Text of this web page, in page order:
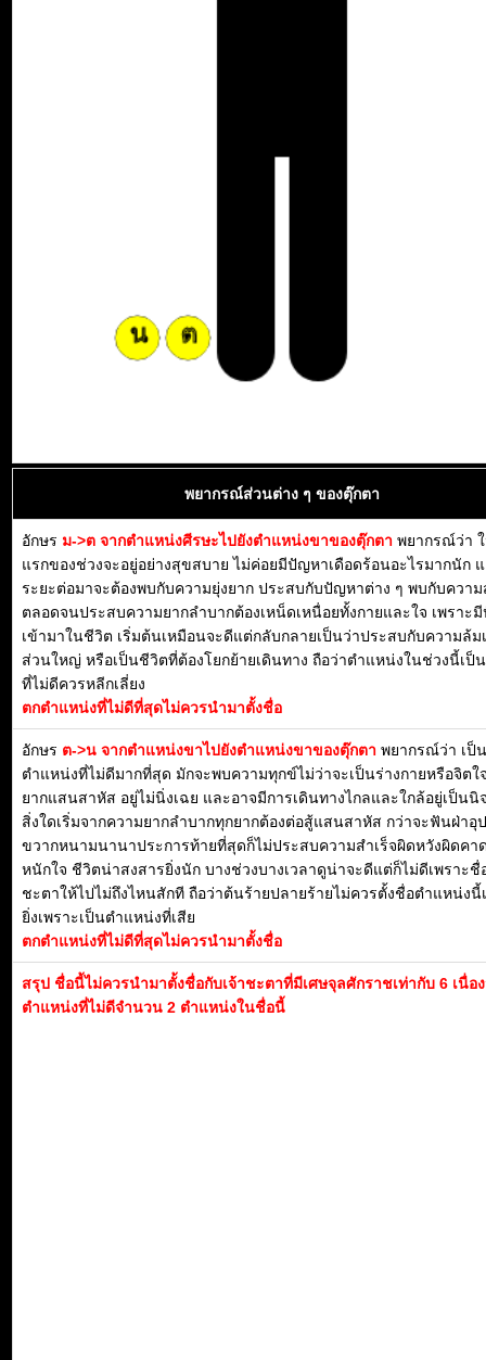
พยากรณ์ส่วนต่าง ๆ ของตุ๊กตา
อักษร ม->ต จากตำแหน่งศีรษะไปยังตำแหน่งขาของตุ๊กตา พยากรณ์ว่า
แรกของช่วงจะอยู่อย่างสุขสบาย ไม่ค่อยมีปัญหาเดือดร้อนอะไรมากนัก
ระยะต่อมาจะต้องพบกับความยุ่งยาก ประสบกับปัญหาต่าง ๆ พบกับควา
ตลอดจนประสบความยากลำบากต้องเหน็ดเหนื่อยทั้งกายและใจ เพราะ
เข้ามาในชีวิต เริ่มต้นเหมือนจะดีแต่กลับกลายเป็นว่าประสบกับความล้ม
ส่วนใหญ่ หรือเป็นชีวิตที่ต้องโยกย้ายเดินทาง ถือว่าตำแหน่งในช่วงนี้เป็
ที่ไม่ดีควรหลีกเลี่ยง
ตกตำแหน่งที่ไม่ดีที่สุดไม่ควรนำมาตั้งชื่อ
อักษร ต->น จากตำแหน่งขาไปยังตำแหน่งขาของตุ๊กตา พยากรณ์ว่า เป็น
ตำแหน่งที่ไม่ดีมากที่สุด มักจะพบความทุกข์ไม่ว่าจะเป็นร่างกายหรือจิตใ
ยากแสนสาหัส อยู่ไม่นิ่งเฉย และอาจมีการเดินทางไกลและใกล้อยู่เป็นนิ
สิ่งใดเริ่มจากความยากลำบากทุกยากต้องต่อสู้แสนสาหัส กว่าจะฟันฝ่าอุ
ขวากหนามนานาประการท้ายที่สุดก็ไม่ประสบความสำเร็จผิดหวังผิดคา
หนักใจ ชีวิตน่าสงสารยิ่งนัก บางช่วงบางเวลาดูน่าจะดีแต่ก็ไม่ดีเพราะชื่
ชะตาให้ไปไม่ถึงไหนสักที ถือว่าต้นร้ายปลายร้ายไม่ควรตั้งชื่อตำแหน่งนี้
ยิ่งเพราะเป็นตำแหน่งที่เสีย
ตกตำแหน่งที่ไม่ดีที่สุดไม่ควรนำมาตั้งชื่อ
สรุป ชื่อนี้ไม่ควรนำมาตั้งชื่อกับเจ้าชะตาที่มีเศษจุลศักราชเท่ากับ 6 เนื่อ
ตำแหน่งที่ไม่ดีจำนวน 2 ตำแหน่งในชื่อนี้